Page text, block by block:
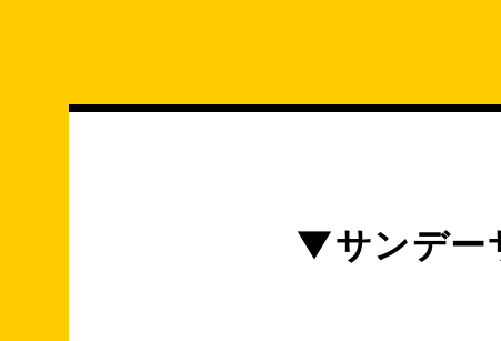
▼サンデー